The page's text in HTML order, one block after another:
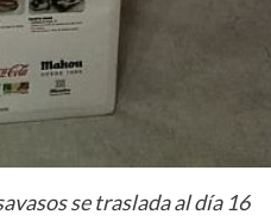
se traslada al día 16